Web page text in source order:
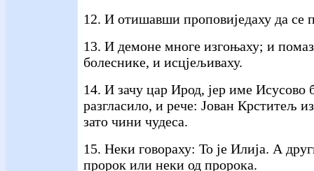
12. И отишавши проповиједаху да се
13. И демоне многе изгоњаху; и
болеснике, и исцјељиваху.
14. И зачу цар Ирод, јер име Исусово
разгласило, и рече: Јован Крститељ
зато чини чудеса.
15. Неки говораху: То је Илија. А
пророк или неки од пророка.